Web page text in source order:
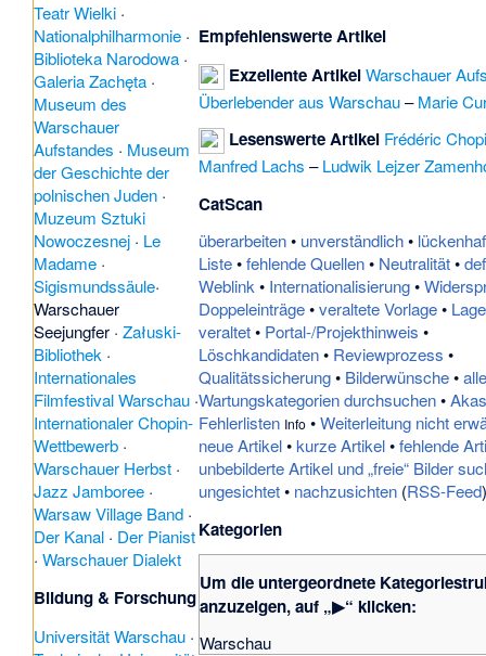
Teatr Wielki ·
Nationalphilharmonie ·
Biblioteka Narodowa ·
Galeria Zachęta ·
Museum des
Warschauer
Aufstandes · Museum
der Geschichte der
polnischen Juden ·
Muzeum Sztuki
Nowoczesnej · Le
Madame ·
Sigismundssäule·
Warschauer
Seejungfer ·Załuski-
Bibliothek ·
Internationales
Filmfestival Warschau ·
Internationaler Chopin-
Wettbewerb ·
Warschauer Herbst ·
Jazz Jamboree ·
Warsaw Village Band ·
Der Kanal · Der Pianist
·Warschauer Dialekt
Bildung & Forschung
Universität Warschau ·
Empfehlenswerte Artikel
Exzellente Artikel Warschauer
Überlebender aus Warschau–Marie
Lesenswerte Artikel Frédéric
Manfred Lachs –Ludwik Lejzer
CatScan
überarbeiten• unverständlich•
Liste•fehlende Quellen• Neutralität•
Weblink • Internationalisierung•
Doppeleinträge•veraltete Vorlage•
veraltet• Portal-/Projekthinweis •
Löschkandidaten• Reviewprozess •
Qualitätssicherung• Bilderwünsche•
Wartungskategorien durchsuchen•
Fehlerlisten Info •Weiterleitung nicht
neue Artikel•kurze Artikel•fehlende
unbebilderte Artikel und „freie“ Bilder
ungesichtet• nachzusichten (RSS-Feed
Kategorien
Um die untergeordnete
anzuzeigen, auf „▶“ klicken:
Warschau